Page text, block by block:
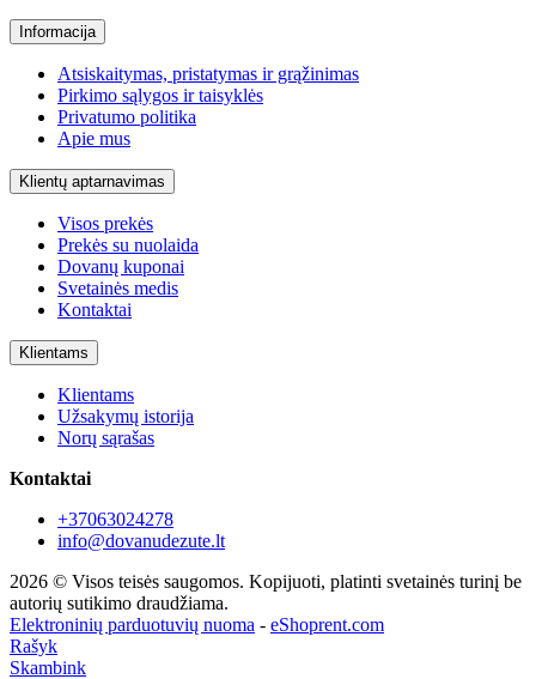
Informacija
Atsiskaitymas, pristatymas ir grąžinimas
Pirkimo sąlygos ir taisyklės
Privatumo politika
Apie mus
Klientų aptarnavimas
Visos prekės
Prekės su nuolaida
Dovanų kuponai
Svetainės medis
Kontaktai
Klientams
Klientams
Užsakymų istorija
Norų sąrašas
Kontaktai
+37063024278
info@dovanudezute.lt
2026 © Visos teisės saugomos. Kopijuoti, platinti svetainės turinį be
autorių sutikimo draudžiama.
Elektroninių parduotuvių nuoma - eShoprent.com
Rašyk
Skambink